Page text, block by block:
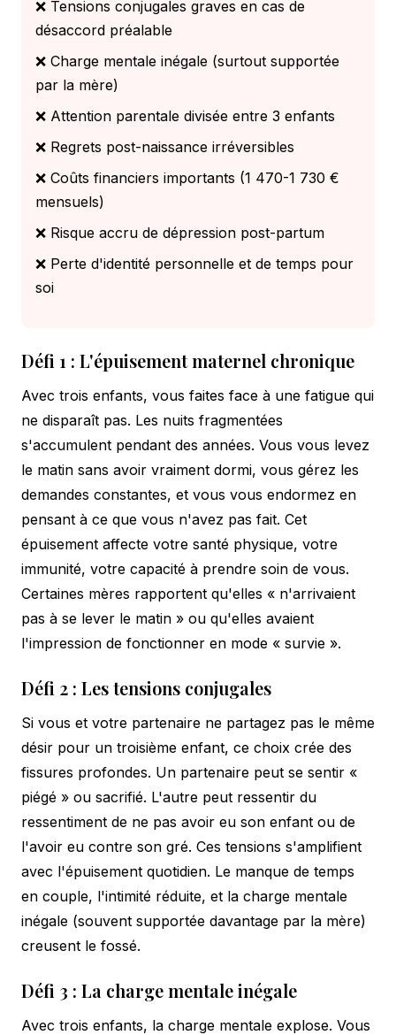
❌ Tensions conjugales graves en cas de
désaccord préalable
❌ Charge mentale inégale (surtout supportée
par la mère)
❌ Attention parentale divisée entre 3 enfants
❌ Regrets post-naissance irréversibles
❌ Coûts financiers importants (1 470-1 730 €
mensuels)
❌ Risque accru de dépression post-partum
❌ Perte d'identité personnelle et de temps pour
soi
Défi 1 : L'épuisement maternel chronique
Avec trois enfants, vous faites face à une fatigue qui
ne disparaît pas. Les nuits fragmentées
s'accumulent pendant des années. Vous vous levez
le matin sans avoir vraiment dormi, vous gérez les
demandes constantes, et vous vous endormez en
pensant à ce que vous n'avez pas fait. Cet
épuisement affecte votre santé physique, votre
immunité, votre capacité à prendre soin de vous.
Certaines mères rapportent qu'elles « n'arrivaient
pas à se lever le matin » ou qu'elles avaient
l'impression de fonctionner en mode « survie ».
Défi 2 : Les tensions conjugales
Si vous et votre partenaire ne partagez pas le même
désir pour un troisième enfant, ce choix crée des
fissures profondes. Un partenaire peut se sentir «
piégé » ou sacrifié. L'autre peut ressentir du
ressentiment de ne pas avoir eu son enfant ou de
l'avoir eu contre son gré. Ces tensions s'amplifient
avec l'épuisement quotidien. Le manque de temps
en couple, l'intimité réduite, et la charge mentale
inégale (souvent supportée davantage par la mère)
creusent le fossé.
Défi 3 : La charge mentale inégale
Avec trois enfants, la charge mentale explose. Vous